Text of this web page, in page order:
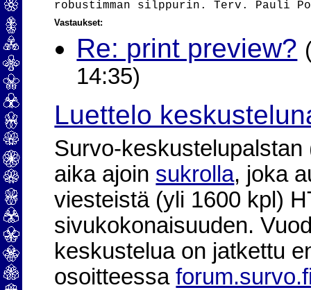
Vastaukset:
Re: print preview?
14:35)
Luettelo
Survo-
aika ajoin sukrolla, joka
viesteistä (yli 1600 kpl)
sivukokonaisuuden.
keskustelua on jatkettu
osoitteessa